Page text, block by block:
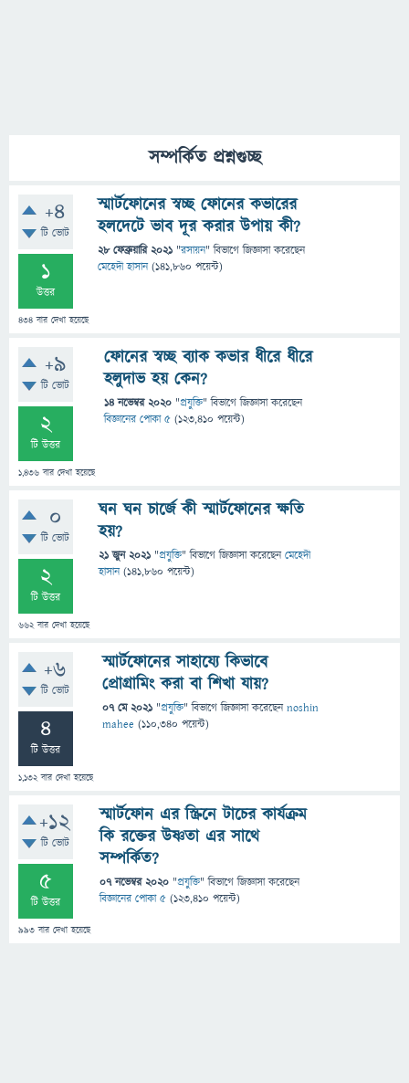
সম্পর্কিত প্রশ্নগুচ্ছ
+4
টি ভোট
1
উত্তর
434 বার দেখা হয়েছে
স্মার্টফোনের স্বচ্ছ ফোনের কভারের
হলদেটে ভাব দূর করার উপায় কী?
28 ফেব্রুয়ারি 2021 "রসায়ন" বিভাগে জিজ্ঞাসাকরেছেন
মেহেদী হাসান (141,860 পয়েন্ট)
+9
টি ভোট
2
টি উত্তর
1,436 বার দেখা হয়েছে
ফোনের স্বচ্ছ ব্যাক কভার ধীরে ধীরে
হলুদাভ হয় কেন?
14 নভেম্বর 2020 "প্রযুক্তি" বিভাগে জিজ্ঞাসাকরেছেন
বিজ্ঞানের পোকা ৫ (123,410 পয়েন্ট)
0
টি ভোট
2
টি উত্তর
662বার দেখা হয়েছে
ঘন ঘন চার্জে কী স্মার্টফোনের ক্ষতি
হয়?
21 জুন 2021 "প্রযুক্তি" বিভাগে জিজ্ঞাসাকরেছেনমেহেদী
হাসান (141,860 পয়েন্ট)
+6
টি ভোট
4
টি উত্তর
1,132বার দেখা হয়েছে
স্মার্টফোনের সাহায্যে কিভাবে
প্রোগ্রামিং করা বা শিখা যায়?
07 মে 2021 "প্রযুক্তি" বিভাগে জিজ্ঞাসাকরেছেনnoshin
mahee (110,340 পয়েন্ট)
+12
টি ভোট
5
টি উত্তর
993 বার দেখা হয়েছে
স্মার্টফোন এর স্ক্রিনে টাচের কার্যক্রম
কি রক্তের উষ্ণতা এর সাথে
সম্পর্কিত?
07 নভেম্বর 2020 "প্রযুক্তি" বিভাগে জিজ্ঞাসাকরেছেন
বিজ্ঞানের পোকা ৫ (123,410 পয়েন্ট)